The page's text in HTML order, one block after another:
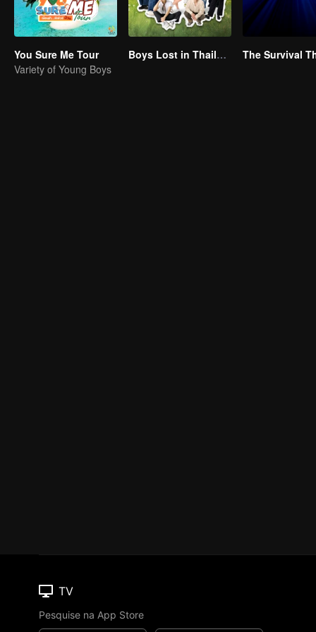
You Sure Me Tour
Variety of Young Boys
Boys Lost in Thailand
TV
Pesquise na App Store